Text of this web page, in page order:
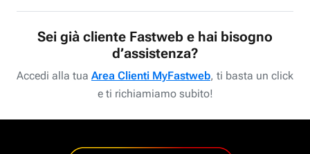
Sei già cliente Fastweb e hai bisogno
d’assistenza?
Accedi alla tua Area Clienti MyFastweb, ti basta un click
e ti richiamiamo subito!